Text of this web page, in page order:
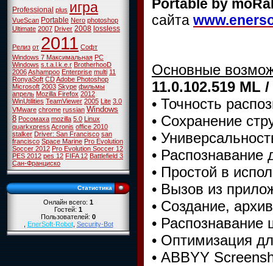
Professional plus игра
VueScan Portable Nero photoshop
Ultimate 2007 Driver 2008 lossless
Релиз от 2011 Софт
Windows 7 Максимальная PC
Windows s.t.a.l.k.e.r BrotherhooD
2006Ashampoo Enterprise multi 11
RonyaSoft CDAdobe Photoshop
Microsoft 2003 Skype фильмы
апрель Mozilla Firefox 2012
WinUtilities TeamViewer 2005 Lite 3.0
VMware chrome russian Windows
8 Росомаха mozilla 5.0 Linux
quarkxpressAcronis office 2010
stalker Driver: San Francisco san
francisco Space Marine Pro Evolution
Soccer 2012 Pro Evolution Soccer 12
PES 2012 pes 12 FIFA 12 Battlefield 3
Сан-Франциско
Статистика
Онлайн всего:1
Гостей:1
Пользователей:0
,EnerSoft-Robot,Security-Bot
Portable by
сайта
Основные
11.0.102.519 ML
• Точность
• Сохранение
•
• Распознавание
• Простой в
• Вызов из
• Создание,
• Распознавание
• Оптимизация
• ABBYY